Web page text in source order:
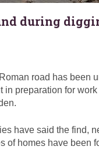
during
road has been
in preparation for
have said the find,
of homes have been